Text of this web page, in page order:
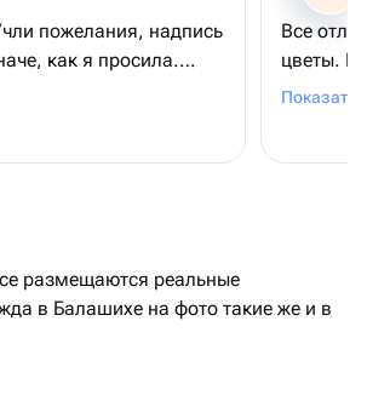
пожелания, надпись
как я просила.
ночью, а
Все
цветы.
Показать
размещаются реальные
в Балашихе на фото такие же и в